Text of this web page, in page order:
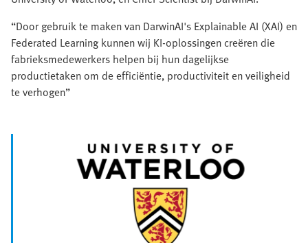
“Door gebruik te maken van DarwinAI's Explainable AI (XAI) en
Federated Learning kunnen wij KI-oplossingen creëren die
fabrieksmedewerkers helpen bij hun dagelijkse
productietaken om de efficiëntie, productiviteit en veiligheid
te verhogen”